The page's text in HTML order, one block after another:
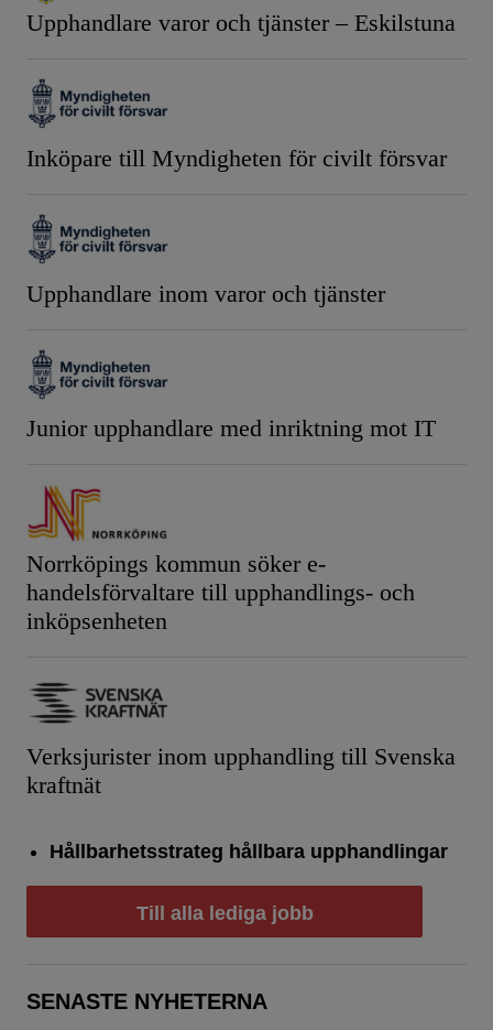
Upphandlare varor och tjänster – Eskilstuna
Inköpare till Myndigheten för civilt försvar
Upphandlare inom varor och tjänster
Junior upphandlare med inriktning mot IT
Norrköpings kommun söker e-
handelsförvaltare till upphandlings- och
inköpsenheten
Verksjurister inom upphandling till Svenska
kraftnät
Hållbarhetsstrateg hållbara upphandlingar
Till alla lediga jobb
SENASTE NYHETERNA